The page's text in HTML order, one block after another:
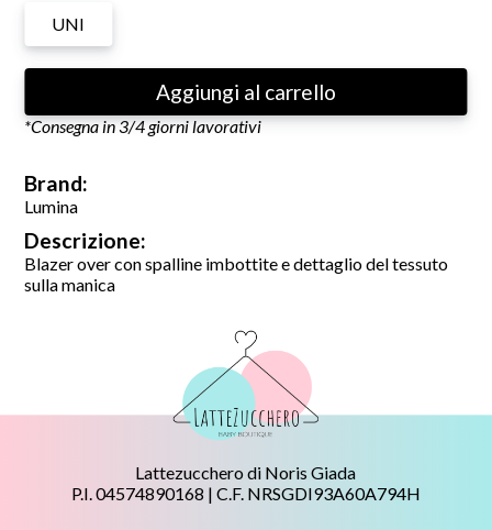
UNI
Aggiungi al carrello
*Consegna in 3/4 giorni lavorativi
Brand:
Lumina
Descrizione:
Blazer over con spalline imbottite e dettaglio del tessuto
sulla manica
Lattezucchero di Noris Giada
P.I. 04574890168 | C.F. NRSGDI93A60A794H